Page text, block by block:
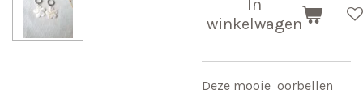
In
winkelwagen
Deze mooie oorbellen